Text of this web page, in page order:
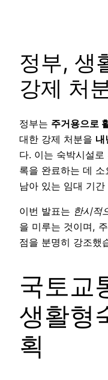
정부, 생
강제 처
정부는 주거용으로
대한 강제 처분을 내
다. 이는 숙박시설
록을 완료하는 데
남아 있는 임대 기
이번 발표는 한시적
을 미루는 것이며,
점을 분명히 강조했
국토교
생활형
획